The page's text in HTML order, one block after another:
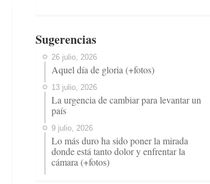
Sugerencias
26 julio, 2026
Aquel día de gloria (+fotos)
13 julio, 2026
La urgencia de cambiar para levantar un
país
9 julio, 2026
Lo más duro ha sido poner la mirada
donde está tanto dolor y enfrentar la
cámara (+fotos)